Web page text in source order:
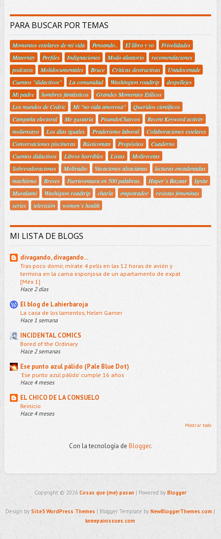
PARA BUSCAR POR TEMAS
Momentos estelares de mi vida Pensando.. El libro y yo
Frivolidades
Maternity
Perfiles Indignaciones Modo aleatorio
recomendaciones
podcasts
Molidocumentales Bruce Criticas destructivas
Unadocenade
Cuentos "didactivos"
La comunidad Washington roadtrip
despellejes
Mi padre
hombres fantásticos
Grandes Momentos Etílicos
Los mundos de Cedric
Mi "no vida amorosa"
Queridos científicos
Campaña electoral
Me gustaría PisandoCharcos
Recent Keyword activity
moliensayo
Los días iguales Praderismo laboral
Colaboraciones estelares
Conversaciones piscineras
Rústicoman Propósitos
Cuaderno
Cuentos didactivos
Libros horribles Listas
Molirecetas
Sobrevaloraciones
Moliradio Vacaciones alsacianas
lecturas encadenadas
machismo
Breves Fuerteventura en 500 palabras. Haper´s Bazaar
Ignite
Murakami
Washigton roadtrip charla empotrador
revistas femeninas
series
televisión women´s health
MI LISTA DE BLOGS
divagando, divagando...
Tras poco domir, mírate 4 pelis en las 12 horas de avión y
termina en la cama esponjosa de un apartamento de expat
[Méx 1]
Hace 2 días
El blog de Lahierbaroja
La casa de los lamentos, Helen Garner
Hace 1 semana
INCIDENTAL COMICS
Bored of the Ordinary
Hace 2 semanas
Ese punto azul pálido (Pale Blue Dot)
'Ese punto azul pálido' cumple 16 años
Hace 4 meses
EL CHICO DE LA CONSUELO
Reinicio
Hace 4 meses
Mostrar todo
Con la tecnología de Blogger.
Copyright © 2026Cosas que (me) pasan | Powered byBlogger
Design bySite5 WordPress Themes | Blogger Template byNewBloggerThemes.com |
kneepainissues.com